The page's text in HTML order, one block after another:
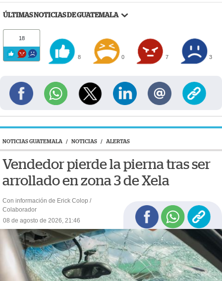
ÚLTIMAS NOTICIAS DE GUATEMALA
18
8 0 7 3
NOTICIAS GUATEMALA / NOTICIAS / ALERTAS
Vendedor pierde la pierna tras ser
arrollado en zona 3 de Xela
Con información de Erick Colop /
Colaborador
08 de agosto de 2026, 21:46